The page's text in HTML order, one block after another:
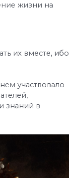
жизни на
их вместе, ибо
участвовало
знаний в